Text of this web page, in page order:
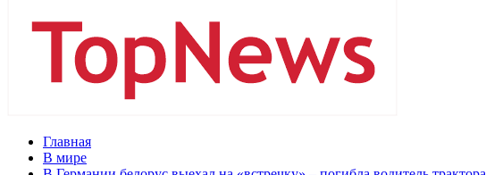
Главная
В мире